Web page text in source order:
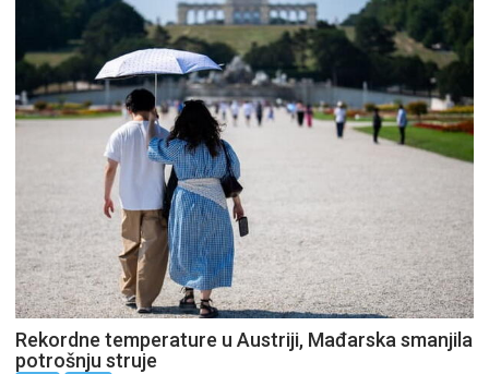
Rekordne temperature u Austriji, Mađarska smanjila
potrošnju struje